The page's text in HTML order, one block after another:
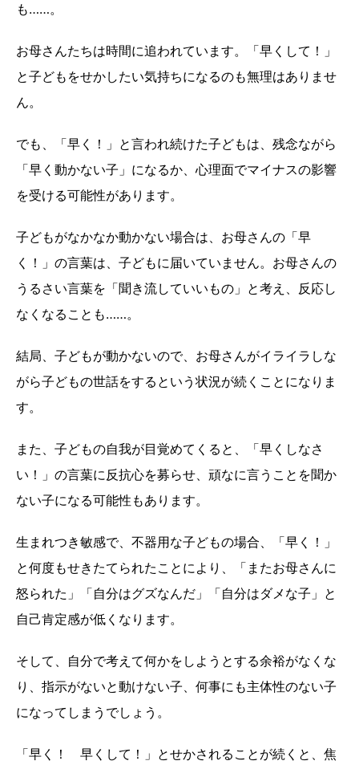
も……。
お母さんたちは時間に追われています。「早くして！」
と子どもをせかしたい気持ちになるのも無理はありませ
ん。
でも、「早く！」と言われ続けた子どもは、残念ながら
「早く動かない子」になるか、心理面でマイナスの影響
を受ける可能性があります。
子どもがなかなか動かない場合は、お母さんの「早
く！」の言葉は、子どもに届いていません。お母さんの
うるさい言葉を「聞き流していいもの」と考え、反応し
なくなることも……。
結局、子どもが動かないので、お母さんがイライラしな
がら子どもの世話をするという状況が続くことになりま
す。
また、子どもの自我が目覚めてくると、「早くしなさ
い！」の言葉に反抗心を募らせ、頑なに言うことを聞か
ない子になる可能性もあります。
生まれつき敏感で、不器用な子どもの場合、「早く！」
と何度もせきたてられたことにより、「またお母さんに
怒られた」「自分はグズなんだ」「自分はダメな子」と
自己肯定感が低くなります。
そして、自分で考えて何かをしようとする余裕がなくな
り、指示がないと動けない子、何事にも主体性のない子
になってしまうでしょう。
「早く！ 早くして！」とせかされることが続くと、焦